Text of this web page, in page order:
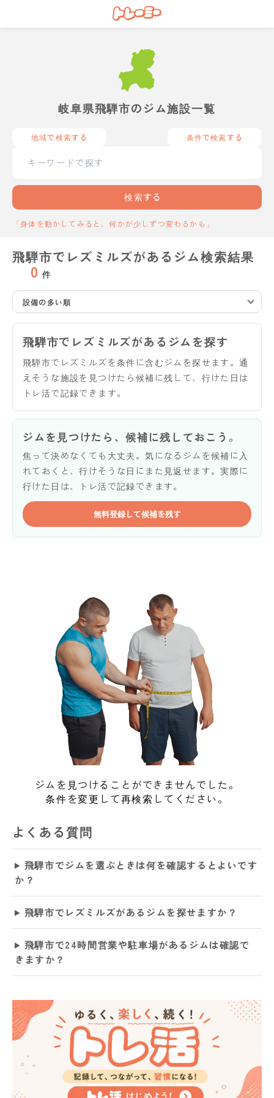
岐阜県飛騨市のジム施設一覧
地域で検索する 条件で検索する
検索する
「身体を動かしてみると、何かが少しずつ変わるかも」
飛騨市でレズミルズがあるジム検索結果
0 件
設備の多い順
飛騨市でレズミルズがあるジムを探す
飛騨市でレズミルズを条件に含むジムを探せます。通
えそうな施設を見つけたら候補に残して、行けた日は
トレ活で記録できます。
ジムを見つけたら、候補に残しておこう。
焦って決めなくても大丈夫。気になるジムを候補に入
れておくと、行けそうな日にまた見返せます。実際に
行けた日は、トレ活で記録できます。
無料登録して候補を残す
ジムを見つけることができませんでした。
条件を変更して再検索してください。
よくある質問
飛騨市でジムを選ぶときは何を確認するとよいです
か？
飛騨市でレズミルズがあるジムを探せますか？
飛騨市で24時間営業や駐車場があるジムは確認で
きますか？